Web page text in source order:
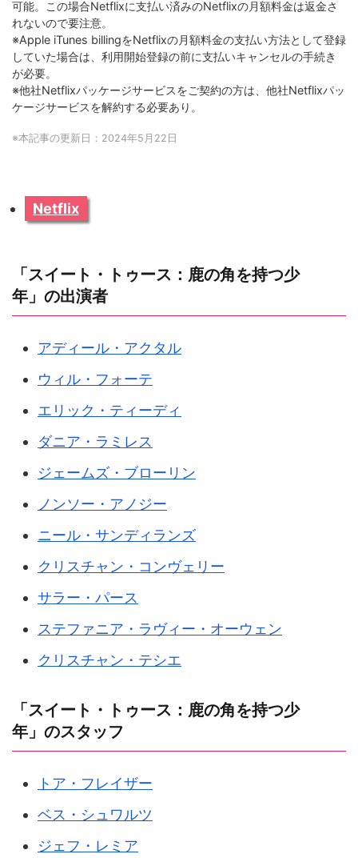
可能。この場合Netflixに支払い済みのNetflixの月額料金は返金さ
れないので要注意。
※Apple iTunes billingをNetflixの月額料金の支払い方法として登録
していた場合は、利用開始登録の前に支払いキャンセルの手続き
が必要。
※他社Netflixパッケージサービスをご契約の方は、他社Netflixパッ
ケージサービスを解約する必要あり。
※本記事の更新日：2024年5月22日
Netflix
「スイート・トゥース：鹿の角を持つ少
年」の出演者
アディール・アクタル
ウィル・フォーテ
エリック・ティーディ
ダニア・ラミレス
ジェームズ・ブローリン
ノンソー・アノジー
ニール・サンディランズ
クリスチャン・コンヴェリー
サラー・パース
ステファニア・ラヴィー・オーウェン
クリスチャン・テシエ
「スイート・トゥース：鹿の角を持つ少
年」のスタッフ
トア・フレイザー
ベス・シュワルツ
ジェフ・レミア